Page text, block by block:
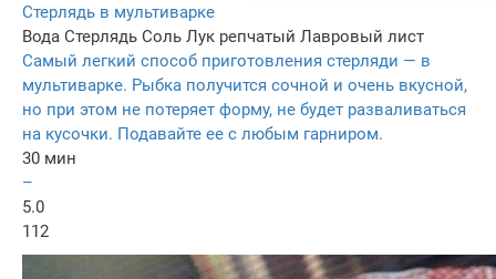
Стерлядь в мультиварке
Вода Стерлядь Соль Лук репчатый Лавровый лист
Самый легкий способ приготовления стерляди — в
мультиварке. Рыбка получится сочной и очень вкусной,
но при этом не потеряет форму, не будет разваливаться
на кусочки. Подавайте ее с любым гарниром.
30 мин
–
5.0
112